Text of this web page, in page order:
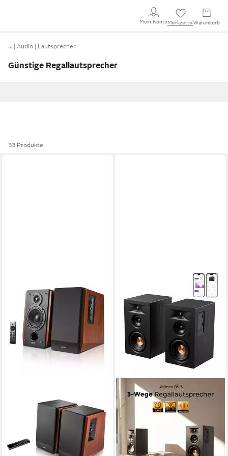
Mein KontoMerkzettel Warenkorb
… Audio Lautsprecher
Günstige Regallautsprecher
33 Produkte